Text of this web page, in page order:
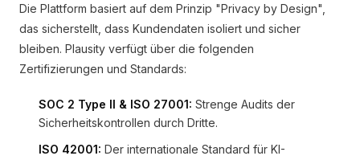
Die Plattform basiert auf dem Prinzip "Privacy by Design",
das sicherstellt, dass Kundendaten isoliert und sicher
bleiben. Plausity verfügt über die folgenden
Zertifizierungen und Standards:
SOC 2 Type II & ISO 27001: Strenge Audits der
Sicherheitskontrollen durch Dritte.
ISO 42001: Der internationale Standard für KI-